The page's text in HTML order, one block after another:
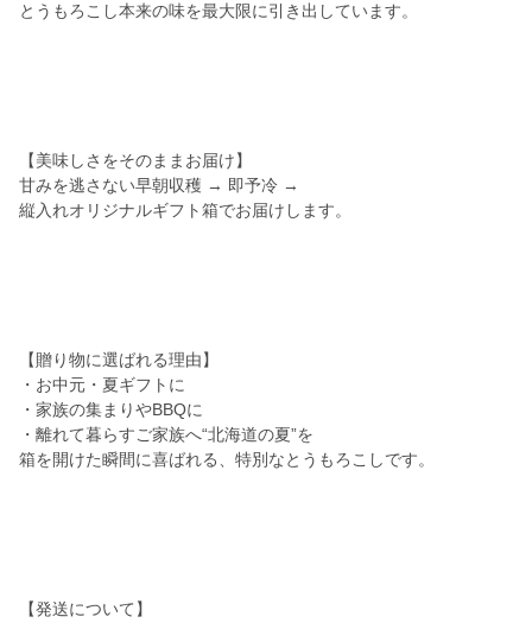
とうもろこし本来の味を最大限に引き出しています。
【美味しさをそのままお届け】
甘みを逃さない早朝収穫 → 即予冷 →
縦入れオリジナルギフト箱でお届けします。
【贈り物に選ばれる理由】
・お中元・夏ギフトに
・家族の集まりやBBQに
・離れて暮らすご家族へ“北海道の夏”を
箱を開けた瞬間に喜ばれる、特別なとうもろこしです。
【発送について】